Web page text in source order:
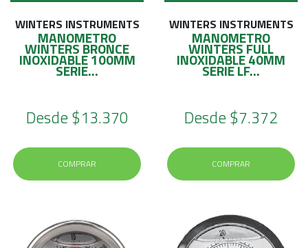
WINTERS INSTRUMENTS
MANOMETRO
WINTERS BRONCE
INOXIDABLE 100MM
SERIE...
Desde$13.370
COMPRAR
WINTERS INSTRUMENTS
MANOMETRO
WINTERS FULL
INOXIDABLE 40MM
SERIE LF...
Desde$7.372
COMPRAR